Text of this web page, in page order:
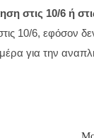
στις 10/6 ή
10/6, εφόσον
για την